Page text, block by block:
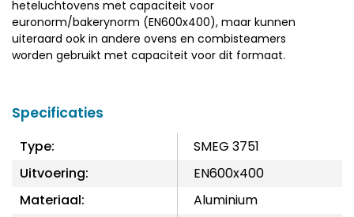
heteluchtovens met capaciteit voor
euronorm/bakerynorm (EN600x400), maar kunnen
uiteraard ook in andere ovens en combisteamers
worden gebruikt met capaciteit voor dit formaat.
Specificaties
Type:
SMEG 3751
Uitvoering:
EN600x400
Materiaal:
Aluminium